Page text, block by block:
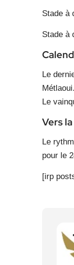
Stade à
Stade à
Le
Le
Vers
Le
pour le
[irp